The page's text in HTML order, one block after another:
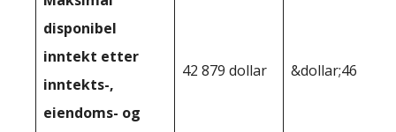
disponibel
inntekt etter
inntekts-,
eiendoms- og
42 879 dollar &dollar;46 066